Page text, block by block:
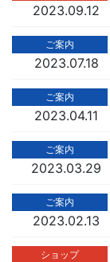
2023.09.12
ご案内
2023.07.18
ご案内
2023.04.11
ご案内
2023.03.29
ご案内
2023.02.13
ショップ